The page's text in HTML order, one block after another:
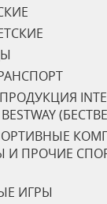
И ПРОЧИЕ
ИГРЫ